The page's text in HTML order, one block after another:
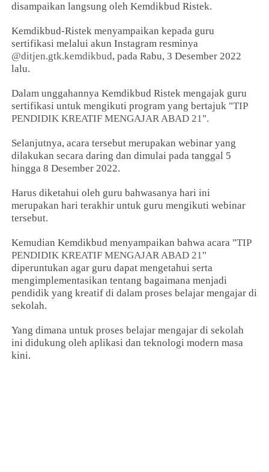
disampaikan langsung oleh Kemdikbud Ristek.
Kemdikbud-Ristek menyampaikan kepada guru
sertifikasi melalui akun Instagram resminya
@ditjen.gtk.kemdikbud, pada Rabu, 3 Desember 2022
lalu.
Dalam unggahannya Kemdikbud Ristek mengajak guru
sertifikasi untuk mengikuti program yang bertajuk "TIP
PENDIDIK KREATIF MENGAJAR ABAD 21".
Selanjutnya, acara tersebut merupakan webinar yang
dilakukan secara daring dan dimulai pada tanggal 5
hingga 8 Desember 2022.
Harus diketahui oleh guru bahwasanya hari ini
merupakan hari terakhir untuk guru mengikuti webinar
tersebut.
Kemudian Kemdikbud menyampaikan bahwa acara "TIP
PENDIDIK KREATIF MENGAJAR ABAD 21"
diperuntukan agar guru dapat mengetahui serta
mengimplementasikan tentang bagaimana menjadi
pendidik yang kreatif di dalam proses belajar mengajar di
sekolah.
Yang dimana untuk proses belajar mengajar di sekolah
ini didukung oleh aplikasi dan teknologi modern masa
kini.